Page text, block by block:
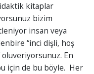
kitaplar
bizim
insan veya
“inci dişli, hoş
oluveriyorsunuz. En
için de bu böyle. Her